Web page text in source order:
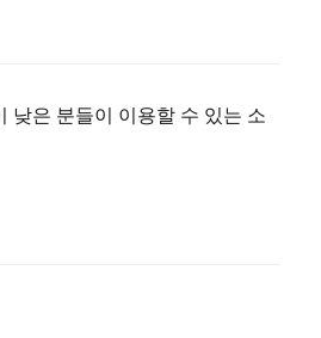
낮은 분들이 이용할 수 있는 소